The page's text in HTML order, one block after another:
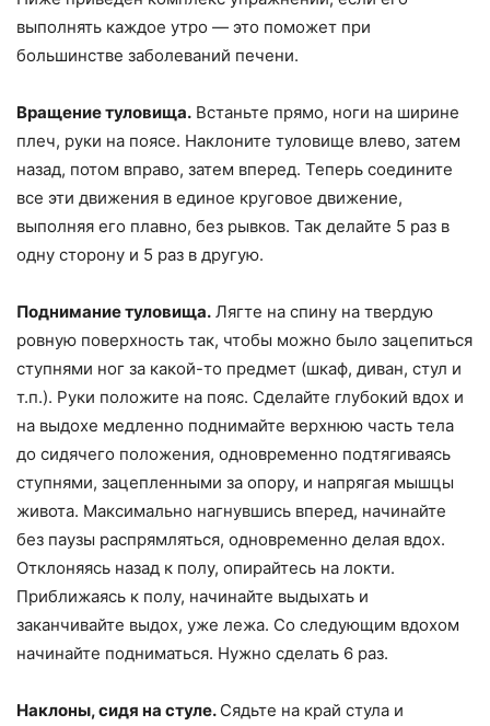
выполнять каждое утро — это поможет при
большинстве заболеваний печени.
Вращение туловища. Встаньте прямо, ноги на ширине
плеч, руки на поясе. Наклоните туловище влево, затем
назад, потом вправо, затем вперед. Теперь соедините
все эти движения в единое круговое движение,
выполняя его плавно, без рывков. Так делайте 5 раз в
одну сторону и 5 раз в другую.
Поднимание туловища. Лягте на спину на твердую
ровную поверхность так, чтобы можно было зацепиться
ступнями ног за какой-то предмет (шкаф, диван, стул и
т.п.). Руки положите на пояс. Сделайте глубокий вдох и
на выдохе медленно поднимайте верхнюю часть тела
до сидячего положения, одновременно подтягиваясь
ступнями, зацепленными за опору, и напрягая мышцы
живота. Максимально нагнувшись вперед, начинайте
без паузы распрямляться, одновременно делая вдох.
Отклоняясь назад к полу, опирайтесь на локти.
Приближаясь к полу, начинайте выдыхать и
заканчивайте выдох, уже лежа. Со следующим вдохом
начинайте подниматься. Нужно сделать 6 раз.
Наклоны, сидя на стуле. Сядьте на край стула и